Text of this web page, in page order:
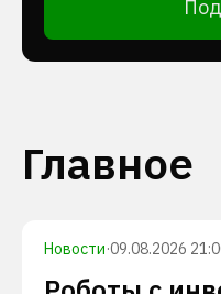
Главное
Новости·09.08.2026